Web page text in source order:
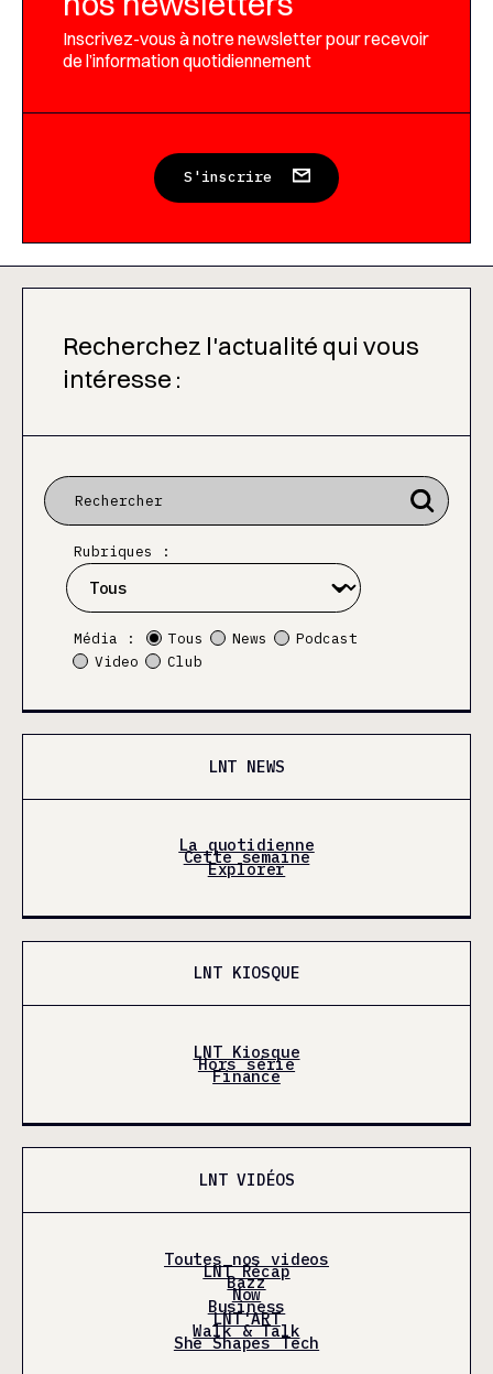
Inscrivez-vous à notre newsletter pour recevoir
de l’information quotidiennement
S'inscrire
Recherchez l'actualité qui vous
intéresse :
Rubriques :
Média : Tous News
Podcast
Video
Club
LNT NEWS
La quotidienne
Cette semaine
Explorer
LNT KIOSQUE
LNT Kiosque
Hors série
Finance
LNT VIDÉOS
Toutes nos videos
LNT Récap
Bazz
Now
Business
LNT'ART
Walk & Talk
She Shapes Tech